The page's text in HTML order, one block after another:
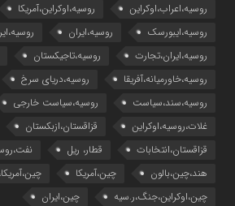
روسیه،اعراب،اوکراین
روسیه،اوکراین،آمریکا
روسیه،ایبورسک
روسیه،ایران
روسیه،ایران،تجارت
روسیه،تاجیکستان
روسیه،خاورمیانه،آفریقا
روسیه،دریای سرخ
روسیه،سند،سیاست
روسیه،سیاست خارجی
غلات،روسیه،اوکراین
قزاقستان،ازبکستان
قزاقستان،انتخابات
قطار، ریل
هند،چین،بالون
چین،آمریکا
چین،اوکراین،جنگ،ر.سیه
چین،ایران